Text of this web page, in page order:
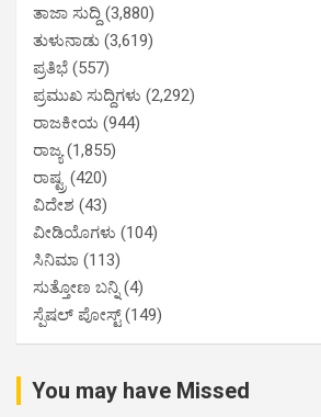
ತಾಜಾ ಸುದ್ದಿ (3,880)
ತುಳುನಾಡು (3,619)
ಪ್ರತಿಭೆ (557)
ಪ್ರಮುಖ ಸುದ್ದಿಗಳು (2,292)
ರಾಜಕೀಯ (944)
ರಾಜ್ಯ(1,855)
ರಾಷ್ಟ್ರ (420)
ವಿದೇಶ (43)
ವೀಡಿಯೊಗಳು (104)
ಸಿನಿಮಾ (113)
ಸುತ್ತೋಣ ಬನ್ನಿ(4)
ಸ್ಪೆಷಲ್ ಪೋಸ್ಟ್(149)
You may have Missed